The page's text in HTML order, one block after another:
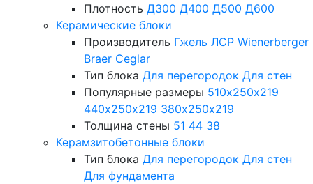
Плотность Д300 Д400 Д500 Д600
Керамические блоки
Производитель Гжель ЛСР Wienerberger
Braer Ceglar
Тип блока Для перегородок Для стен
Популярные размеры 510х250х219
440х250х219 380х250х219
Толщина стены 51 44 38
Керамзитобетонные блоки
Тип блока Для перегородок Для стен
Для фундамента